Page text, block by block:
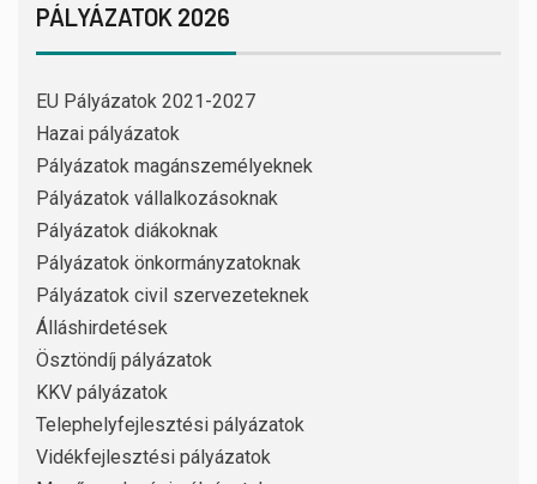
PÁLYÁZATOK 2026
EU Pályázatok 2021-2027
Hazai pályázatok
Pályázatok magánszemélyeknek
Pályázatok vállalkozásoknak
Pályázatok diákoknak
Pályázatok önkormányzatoknak
Pályázatok civil szervezeteknek
Álláshirdetések
Ösztöndíj pályázatok
KKV pályázatok
Telephelyfejlesztési pályázatok
Vidékfejlesztési pályázatok